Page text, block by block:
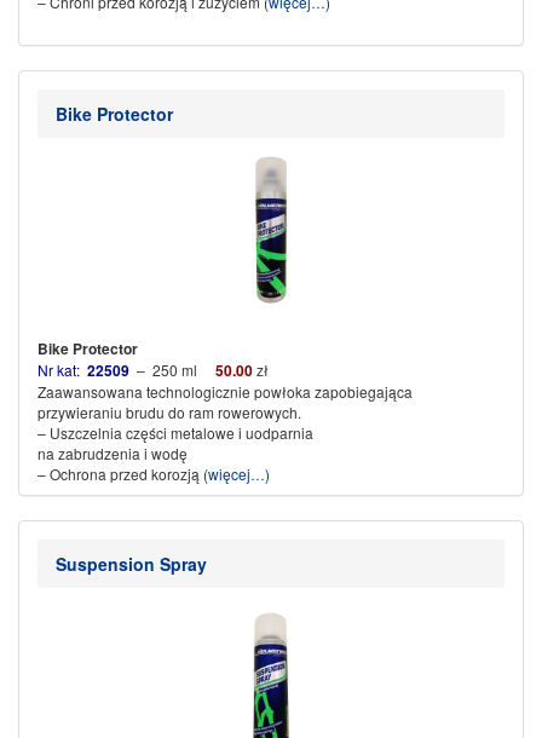
Bike Protector
Bike Protector
Nr kat: 22509 – 250 ml 50.00zł
Zaawansowana technologicznie powłoka zapobiegająca
przywieraniu brudu do ram rowerowych.
– Uszczelnia części metalowe i uodparnia
na zabrudzenia i wodę
– Ochrona przed korozją (więcej…)
Suspension Spray